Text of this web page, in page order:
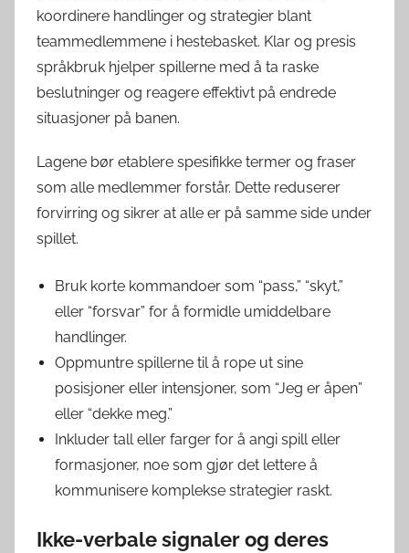
koordinere handlinger og strategier blant
teammedlemmene i hestebasket. Klar og presis
språkbruk hjelper spillerne med å ta raske
beslutninger og reagere effektivt på endrede
situasjoner på banen.
Lagene bør etablere spesifikke termer og fraser
som alle medlemmer forstår. Dette reduserer
forvirring og sikrer at alle er på samme side under
spillet.
Bruk korte kommandoer som “pass,” “skyt,”
eller “forsvar” for å formidle umiddelbare
handlinger.
Oppmuntre spillerne til å rope ut sine
posisjoner eller intensjoner, som “Jeg er åpen”
eller “dekke meg.”
Inkluder tall eller farger for å angi spill eller
formasjoner, noe som gjør det lettere å
kommunisere komplekse strategier raskt.
Ikke-verbale signaler og deres